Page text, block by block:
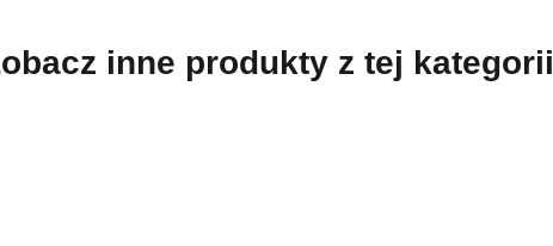
inne produkty z tej kategorii